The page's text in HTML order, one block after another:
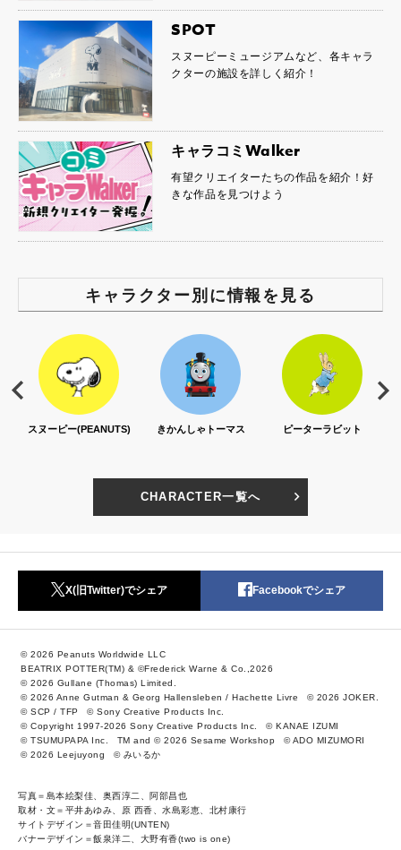
SPOT
スヌーピーミュージアムなど、各キャラ
クターの施設を詳しく紹介！
キャラコミWalker
有望クリエイターたちの作品を紹介！好
きな作品を見つけよう
キャラクター別に情報を見る
きかんしゃトーマス ピーターラビット セサミストリート
CHARACTER一覧へ
X(旧Twitter)でシェア Facebookでシェア
© 2026 Peanuts Worldwide LLC
BEATRIX POTTER(TM) & ©Frederick Warne & Co.,2026
© 2026 Gullane (Thomas) Limited.
© 2026 Anne Gutman & Georg Hallensleben / Hachette Livre
© 2026 JOKER.
© SCP / TFP
© Sony Creative Products Inc.
© Copyright 1997-2026 Sony Creative Products Inc.
© KANAE IZUMI
© TSUMUPAPA Inc.
TM and © 2026 Sesame Workshop
© ADO MIZUMORI
© 2026 Leejuyong
© みいるか
写真＝島本絵梨佳、奥西淳二、阿部昌也
取材・文＝平井あゆみ、原 西香、水島彩恵、北村康行
サイトデザイン＝音田佳明(UNTEN)
バナーデザイン＝飯泉洋二、大野有香(two is one)